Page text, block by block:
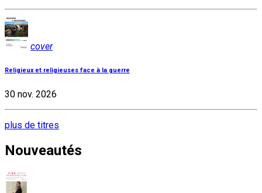
cover
Religieux et religieuses face à la guerre
30 nov. 2026
plus de titres
Nouveautés